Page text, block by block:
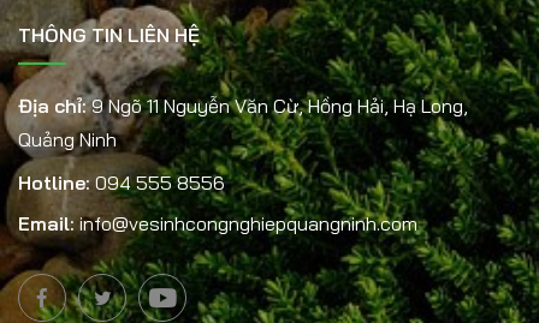
THÔNG TIN LIÊN HỆ
Địa chỉ: 9 Ngõ 11 Nguyễn Văn Cừ, Hồng Hải, Hạ Long,
Quảng Ninh
Hotline:094 555 8556
Email:info@vesinhcongnghiepquangninh.com